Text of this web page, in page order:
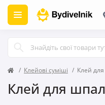
Клейові суміші Клей
Клей для